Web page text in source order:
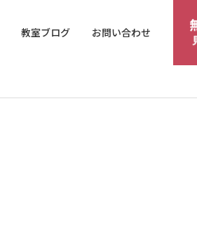
教室ブログ お問い合わせ